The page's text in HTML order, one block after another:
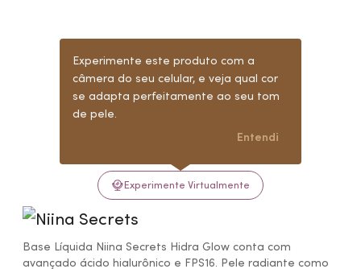
Experimente Virtualmente
Experimente este produto com a
câmera do seu celular, e veja qual cor
se adapta perfeitamente ao seu tom
de pele.
Entendi
Base Líquida Niina Secrets Hidra Glow conta com
avançado ácido hialurônico e FPS16. Pele radiante como